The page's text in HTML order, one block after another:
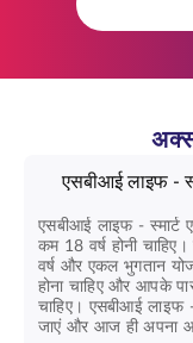
एसबीआई लाइफ -
एसबीआई लाइफ - स्मार्ट
कम 18 वर्ष होनी
वर्ष और एकल भुगतान
होना चाहिए और आपके
चाहिए। एसबीआई लाइफ -
जाएं और आज ही अपना